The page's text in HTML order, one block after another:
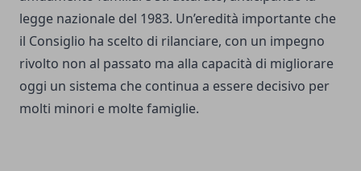
legge nazionale del 1983. Un’eredità importante che
il Consiglio ha scelto di rilanciare, con un impegno
rivolto non al passato ma alla capacità di migliorare
oggi un sistema che continua a essere decisivo per
molti minori e molte famiglie.